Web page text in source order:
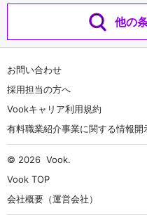
他の
お問い合わせ
採用担当の方へ
Vookキャリア利用規約
有料職業紹介事業に関する情報開
© 2026 Vook.
Vook TOP
会社概要（運営会社）